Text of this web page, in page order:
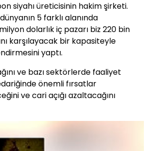
siyahı üreticisinin hakim şirketi.
5 farklı alanında
dolarlık iç pazarı biz 220 bin
karşılayacak bir kapasiteyle
yaptı.
ve bazı sektörlerde faaliyet
önemli fırsatlar
ve cari açığı azaltacağını